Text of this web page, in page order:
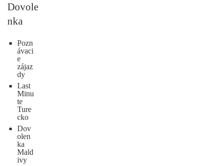
Dovole
nka
Pozn
ávaci
e
zájaz
dy
Last
Minu
te
Ture
cko
Dov
olen
ka
Mald
ivy